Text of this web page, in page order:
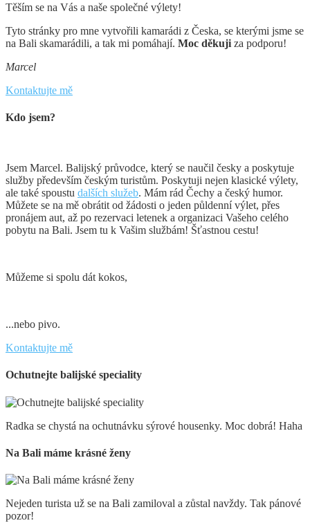
Těším se na Vás a naše společné výlety!
Tyto stránky pro mne vytvořili kamarádi z Česka, se kterými jsme se
na Bali skamarádili, a tak mi pomáhají. Moc děkuji za podporu!
Marcel
Kontaktujte mě
Kdo jsem?
Jsem Marcel. Balijský průvodce, který se naučil česky a poskytuje
služby především českým turistům. Poskytuji nejen klasické výlety,
ale také spoustu dalších služeb. Mám rád Čechy a český humor.
Můžete se na mě obrátit od žádosti o jeden půldenní výlet, přes
pronájem aut, až po rezervaci letenek a organizaci Vašeho celého
pobytu na Bali. Jsem tu k Vašim službám! Šťastnou cestu!
Můžeme si spolu dát kokos,
...nebo pivo.
Kontaktujte mě
Ochutnejte balijské speciality
Radka se chystá na ochutnávku sýrové housenky. Moc dobrá! Haha
Na Bali máme krásné ženy
Nejeden turista už se na Bali zamiloval a zůstal navždy. Tak pánové
pozor!